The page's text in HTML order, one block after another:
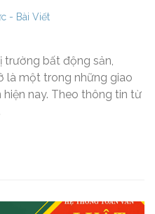
- Bài Viết
trường bất động sản,
là một trong những giao
nay. Theo thông tin từ